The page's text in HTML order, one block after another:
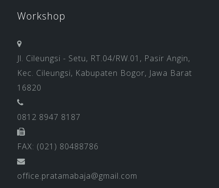
Workshop
Jl. Cileungsi - Setu, RT.04/RW.01, Pasir Angin,
Kec. Cileungsi, Kabupaten Bogor, Jawa Barat
16820
0812 8947 8187
FAX: (021) 80488786
office.pratamabaja@gmail.com